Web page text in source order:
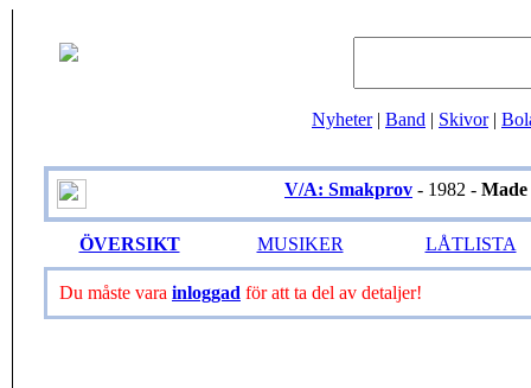
Nyheter| Band | Skivor|
V/A: Smakprov - 1982 - Made
ÖVERSIKT MUSIKER LÅTLISTA
Du måste vara inloggad för att ta del av detaljer!